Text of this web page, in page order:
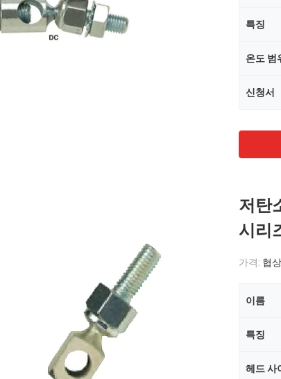
특징
온도 범
신청서
저탄
시리
가격: 협
이름
특징
헤드 사